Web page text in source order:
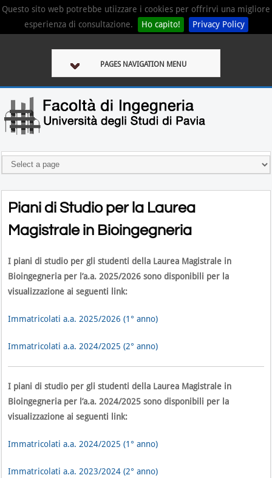
Questo sito web potrebbe utiizzare i cookies per offrirvi una migliore
esperienza di consultazione.
Ho capito! Privacy Policy
PAGES NAVIGATION MENU
Piani di Studio per la Laurea
Magistrale in Bioingegneria
I piani di studio per gli studenti della Laurea Magistrale in
Bioingegneria per l’a.a. 2025/2026 sono disponibili per la
visualizzazione ai seguenti link:
Immatricolati a.a. 2025/2026 (1° anno)
Immatricolati a.a. 2024/2025 (2° anno)
I piani di studio per gli studenti della Laurea Magistrale in
Bioingegneria per l’a.a. 2024/2025 sono disponibili per la
visualizzazione ai seguenti link:
Immatricolati a.a. 2024/2025 (1° anno)
Immatricolati a.a. 2023/2024 (2° anno)